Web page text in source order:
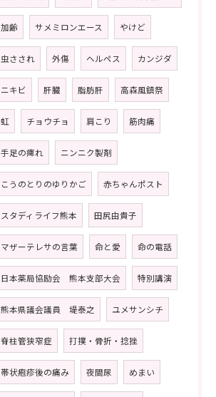
加齢 サメミロンエース やけど
虫さされ 外傷 ヘルペス カンジダ
ニキビ 肝臓 脂肪肝 高森風鎮祭
虹 チョウチョ 肩こり 筋肉痛
手足の痺れ ニンニク製剤
こうのとりのゆりかご 赤ちゃんポスト
スタディライフ熊本 田尻由貴子
マザーテレサの言葉 命と愛 命の電話
日本薬局協励会 熊本支部大会 特別講演
熊本県議会議員 堤泰之 ユメサンシチ
脊柱管狭窄症 打撲・骨折・捻挫
帯状疱疹後の痛み 夜間尿 めまい